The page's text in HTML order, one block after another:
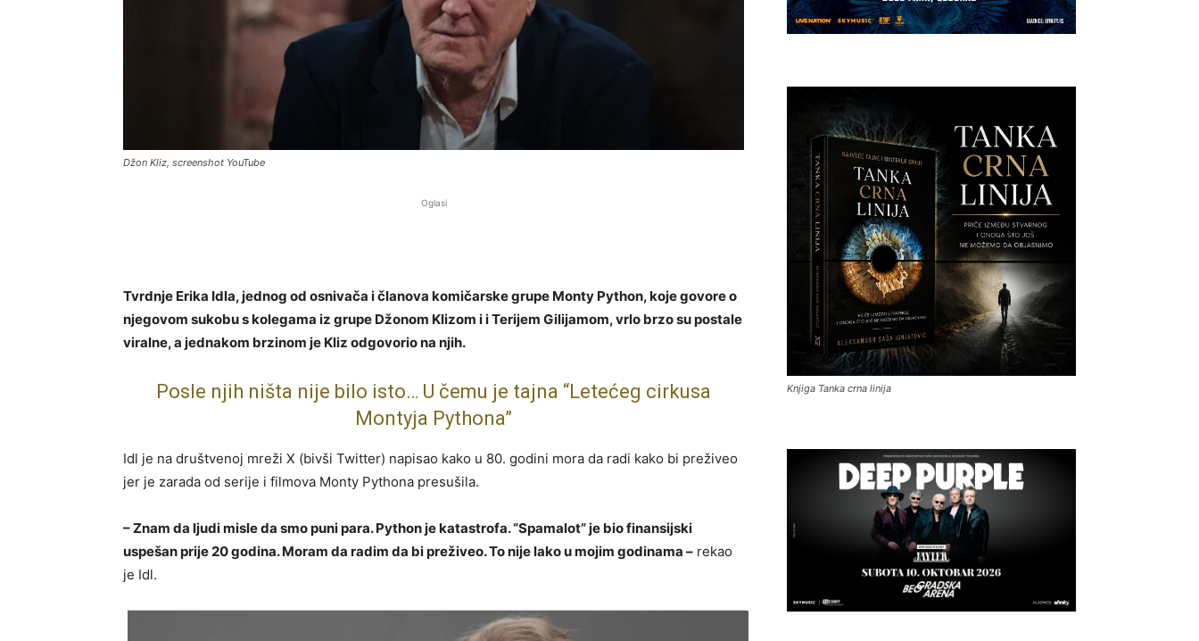
Džon Kliz, screenshot YouTube
Oglasi
Tvrdnje Erika Idla, jednog od osnivača i članova komičarske grupe Monty Python, koje govore o
njegovom sukobu s kolegama iz grupe Džonom Klizom i i Terijem Gilijamom, vrlo brzo su postale
viralne, a jednakom brzinom je Kliz odgovorio na njih.
Posle njih ništa nije bilo isto… U čemu je tajna “Letećeg cirkusa
Montyja Pythona”
Idl je na društvenoj mreži X (bivši Twitter) napisao kako u 80. godini mora da radi kako bi preživeo
jer je zarada od serije i filmova Monty Pythona presušila.
– Znam da ljudi misle da smo puni para. Python je katastrofa. “Spamalot” je bio finansijski
uspešan prije 20 godina. Moram da radim da bi preživeo. To nije lako u mojim godinama – rekao
je Idl.
Knjiga Tanka crna linija